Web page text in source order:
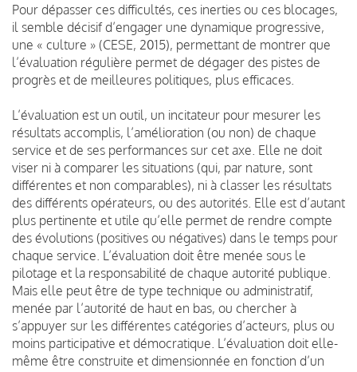
Pour dépasser ces difficultés, ces inerties ou ces blocages,
il semble décisif d’engager une dynamique progressive,
une « culture » (CESE, 2015), permettant de montrer que
l’évaluation régulière permet de dégager des pistes de
progrès et de meilleures politiques, plus efficaces.
L’évaluation est un outil, un incitateur pour mesurer les
résultats accomplis, l’amélioration (ou non) de chaque
service et de ses performances sur cet axe. Elle ne doit
viser ni à comparer les situations (qui, par nature, sont
différentes et non comparables), ni à classer les résultats
des différents opérateurs, ou des autorités. Elle est d’autant
plus pertinente et utile qu’elle permet de rendre compte
des évolutions (positives ou négatives) dans le temps pour
chaque service. L’évaluation doit être menée sous le
pilotage et la responsabilité de chaque autorité publique.
Mais elle peut être de type technique ou administratif,
menée par l’autorité de haut en bas, ou chercher à
s’appuyer sur les différentes catégories d’acteurs, plus ou
moins participative et démocratique. L’évaluation doit elle-
même être construite et dimensionnée en fonction d’un